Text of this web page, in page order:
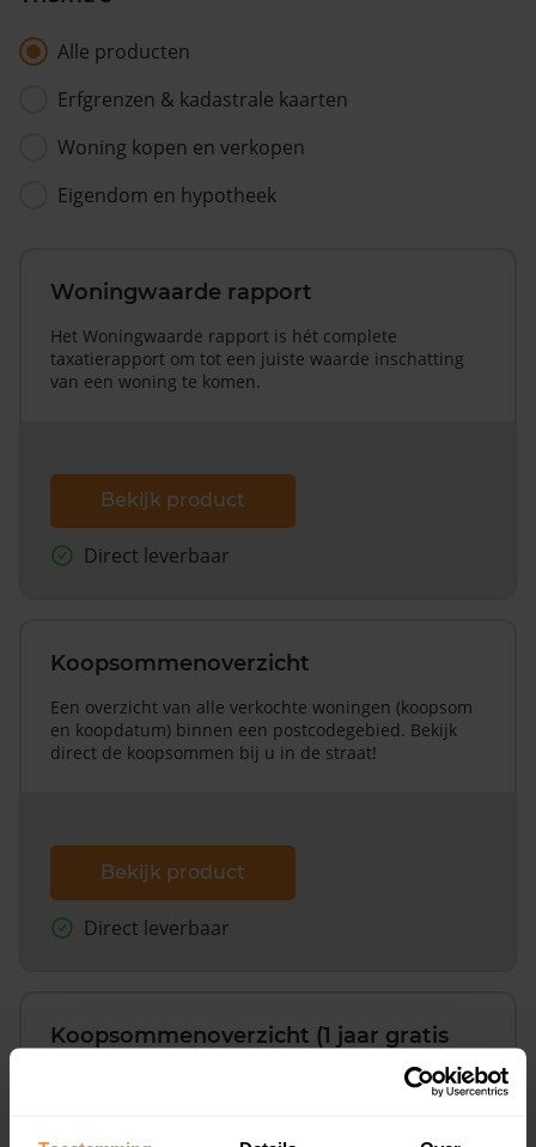
Alle producten
Erfgrenzen & kadastrale kaarten
Woning kopen en verkopen
Eigendom en hypotheek
Woningwaarde rapport
Het Woningwaarde rapport is hét complete
taxatierapport om tot een juiste waarde inschatting
van een woning te komen.
Bekijk product
Direct leverbaar
Koopsommenoverzicht
Een overzicht van alle verkochte woningen (koopsom
en koopdatum) binnen een postcodegebied. Bekijk
direct de koopsommen bij u in de straat!
Bekijk product
Direct leverbaar
Koopsommenoverzicht (1 jaar gratis